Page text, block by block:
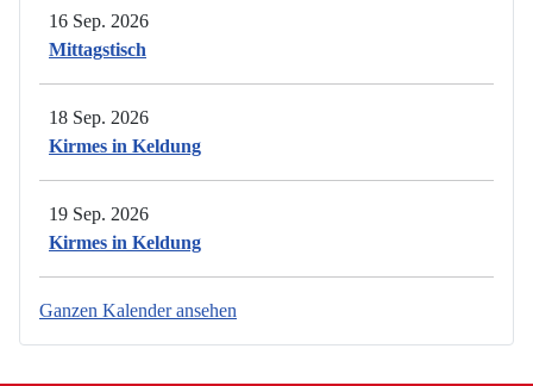
16 Sep. 2026
Mittagstisch
18 Sep. 2026
Kirmes in Keldung
19 Sep. 2026
Kirmes in Keldung
Ganzen Kalender ansehen